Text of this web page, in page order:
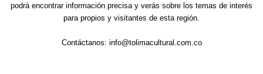
podrá encontrar información precisa y verás sobre los temas de interés
para propios y visitantes de esta región.
Contáctanos: info@tolimacultural.com.co